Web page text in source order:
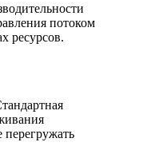
потоком
ресурсов.